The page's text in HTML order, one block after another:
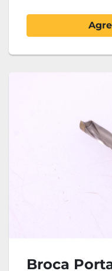
Broca